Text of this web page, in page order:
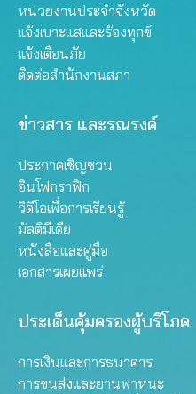
หน่วยงานประจำจังหวัด
แจ้งเบาะแสและร้องทุกข์
แจ้งเตือนภัย
ติดต่อสำนักงานสภา
ข่าวสาร และรณรงค์
ประกาศเชิญชวน
อินโฟกราฟิก
วิดีโอเพื่อการเรียนรู้
มัลติมีเดีย
หนังสือและคู่มือ
เอกสารเผยแพร่
ประเด็นคุ้มครองผู้บริโภค
การเงินและการธนาคาร
การขนส่งและยานพาหนะ